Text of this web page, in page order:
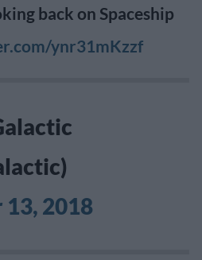
back on Spaceship
ynr31mKzzf
13, 2018